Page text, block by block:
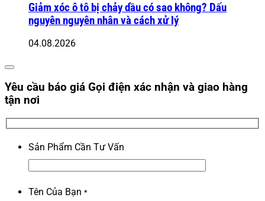
Giảm xóc ô tô bị chảy dầu có sao không? Dấu
nguyên nguyên nhân và cách xử lý
04.08.2026
Yêu cầu báo giá Gọi điện xác nhận và giao hàng
tận nơi
Sản Phẩm Cần Tư Vấn
Tên Của Bạn *